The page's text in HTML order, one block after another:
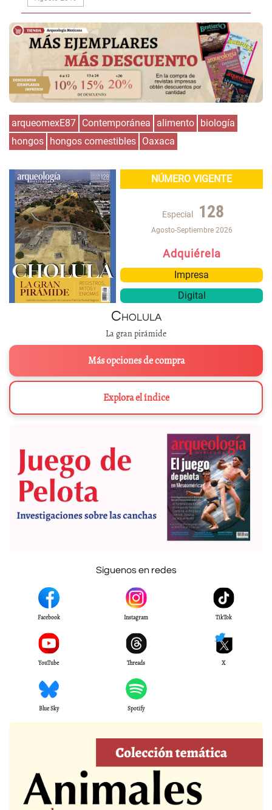
arqueomexE87 Contemporánea alimento biología
hongos hongos comestibles Oaxaca
NÚMERO VIGENTE
Especial 128
Agosto-Septiembre 2026
Adquiérela
Impresa
Digital
Cholula
La gran pirámide
Más opciones de compra
Explora el índice
Síguenos en redes
Facebook Instagram TikTok
YouTube Threads X
Blue Sky Spotify